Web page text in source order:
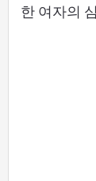
한 여자의